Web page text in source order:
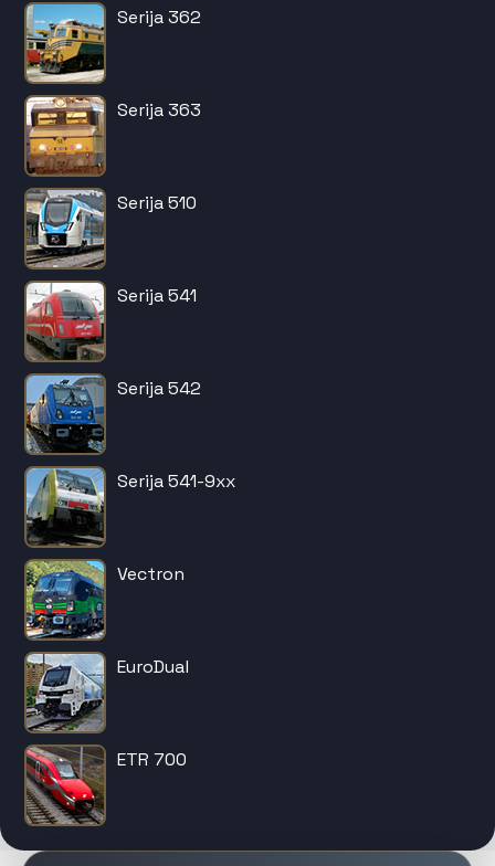
Serija 362
Serija 363
Serija 510
Serija 541
Serija 542
Serija 541-9xx
Vectron
EuroDual
ETR 700